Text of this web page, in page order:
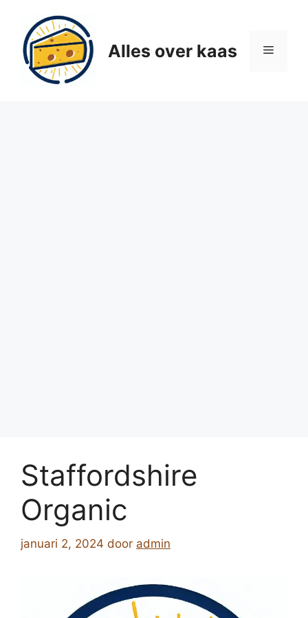
inhoud
Alles over kaas Menu
Staffordshire
Organic
januari 2, 2024 door admin